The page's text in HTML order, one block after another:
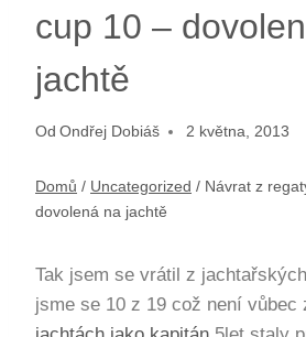
cup 10 –
jachtě
Od Ondřej Dobiáš 2 května, 2013
Domů / Uncategorized / Návrat z
dovolená na jachtě
Tak jsem se vrátil z
jsme se 10 z 19 což není vůbec